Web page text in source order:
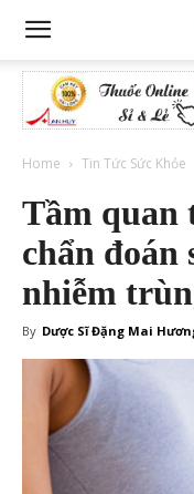
Home Tin Tức Sức Khỏe
Tầm quan
chẩn đoán
nhiễm
By Dược Sĩ Đặng Mai